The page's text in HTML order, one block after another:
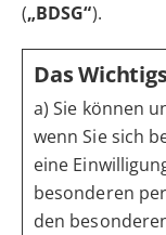
(„BDSG“).
Das
a) Sie können
wenn Sie sich
eine
besonderen
den